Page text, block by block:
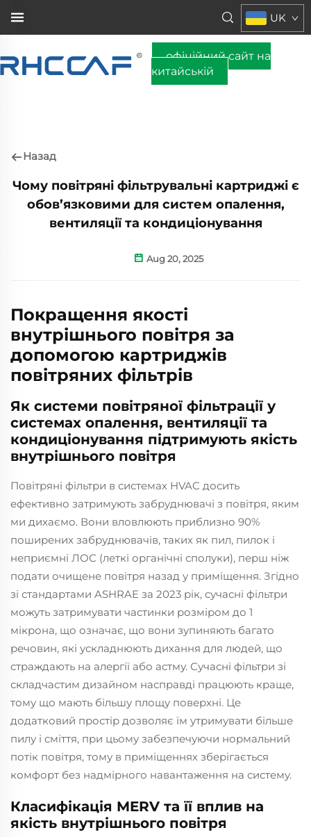
UK
офіційний сайт на
китайській
Назад
Чому повітряні фільтрувальні картриджі є
обов’язковими для систем опалення,
вентиляції та кондиціонування
Aug 20, 2025
Покращення якості
внутрішнього повітря за
допомогою картриджів
повітряних фільтрів
Як системи повітряної фільтрації у
системах опалення, вентиляції та
кондиціонування підтримують якість
внутрішнього повітря
Повітряні фільтри в системах HVAC досить
ефективно затримують забруднювачі з повітря, яким
ми дихаємо. Вони вловлюють приблизно 90%
поширених забруднювачів, таких як пил, пилок і
неприємні ЛОС (леткі органічні сполуки), перш ніж
подати очищене повітря назад у приміщення. Згідно
зі стандартами ASHRAE за 2023 рік, сучасні фільтри
можуть затримувати частинки розміром до 1
мікрона, що означає, що вони зупиняють багато
речовин, які ускладнюють дихання для людей, що
страждають на алергії або астму. Сучасні фільтри зі
складчастим дизайном насправді працюють краще,
тому що мають більшу площу поверхні. Це
додатковий простір дозволяє їм утримувати більше
пилу і сміття, при цьому забезпечуючи нормальний
потік повітря, тому в приміщеннях зберігається
комфорт без надмірного навантаження на систему.
Класифікація MERV та її вплив на
якість внутрішнього повітря